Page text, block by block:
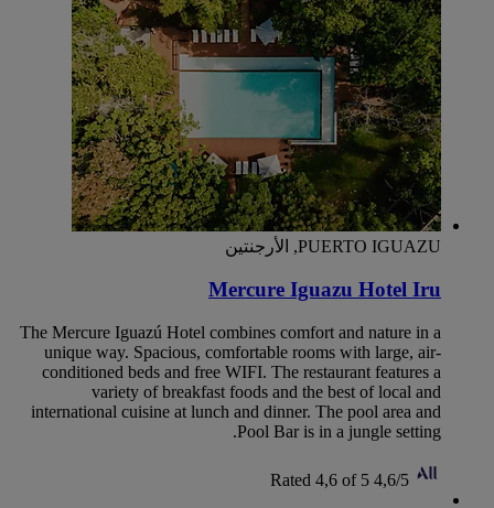
PUERTO IGUAZU, الأرجنتين
Mercure Iguazu Hotel Iru
The Mercure Iguazú Hotel combines comfort and nature in a
unique way. Spacious, comfortable rooms with large, air-
conditioned beds and free WIFI. The restaurant features a
variety of breakfast foods and the best of local and
international cuisine at lunch and dinner. The pool area and
Pool Bar is in a jungle setting.
4,6/5
Rated 4,6 of 5